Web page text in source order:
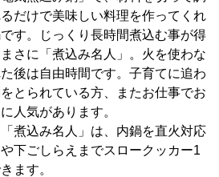
だけで美味しい料理を作ってくれ
す。じっくり長時間煮込む事が得
さに「煮込み名人」。火を使わな
後は自由時間です。子育てに追わ
とられている方、またお仕事でお
人気があります。
煮込み名人」は、内鍋を直火対応
下ごしらえまでスロークッカー1
ます。